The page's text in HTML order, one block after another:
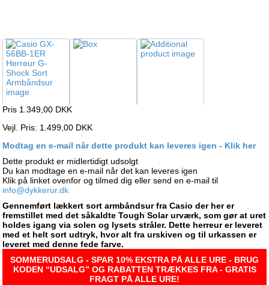
Pris 1.349,00 DKK
Vejl. Pris: 1.499,00 DKK
Modtag en e-mail når dette produkt kan leveres igen - Klik her
Dette produkt er midlertidigt udsolgt
Du kan modtage en e-mail når det kan leveres igen
Klik på linket ovenfor og tilmed dig eller send en e-mail til
info@dykkerur.dk
Gennemført lækkert sort armbåndsur fra Casio der her er
fremstillet med det såkaldte Tough Solar urværk, som gør at uret
holdes igang via solen og lysets stråler. Dette herreur er leveret
med et helt sort udtryk, hvor alt fra urskiven og til urkassen er
leveret med denne fede farve.
SOMMERUDSALG - SPAR 10% EKSTRA PÅ ALLE URE - BRUG
KODEN “UDSALG” OG RABATTEN TRÆKKES FRA - GRATIS
FRAGT PÅ ALLE URE!